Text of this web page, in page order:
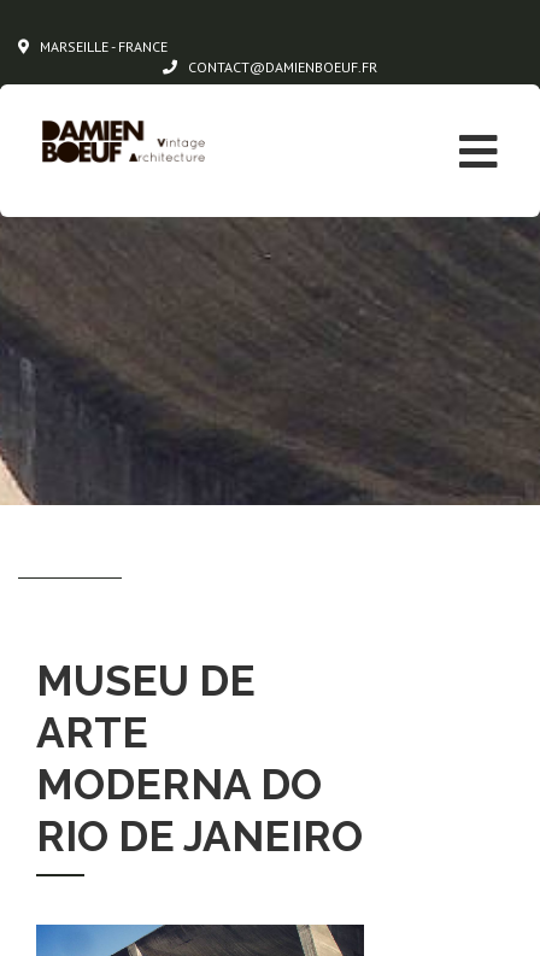
MARSEILLE - FRANCE
CONTACT@DAMIENBOEUF.FR
MUSEU DE
ARTE
MODERNA DO
RIO DE JANEIRO